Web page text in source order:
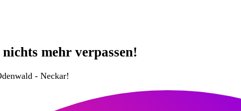
mehr verpassen!
- Neckar!